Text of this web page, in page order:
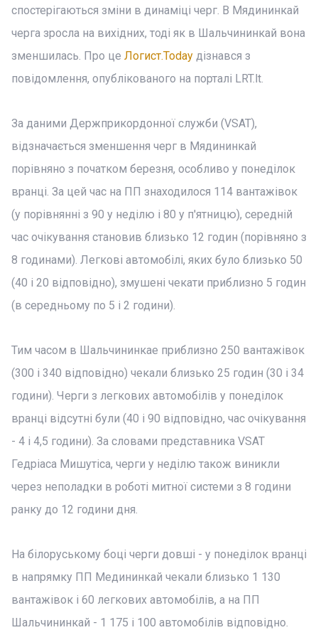
спостерігаються зміни в динаміці черг. В Мядининкай
черга зросла на вихідних, тоді як в Шальчининкай вона
зменшилась. Про це Логист.Today дізнався з
повідомлення, опублікованого на порталі LRT.lt.
За даними Держприкордонної служби (VSAT),
відзначається зменшення черг в Мядининкай
порівняно з початком березня, особливо у понеділок
вранці. За цей час на ПП знаходилося 114 вантажівок
(у порівнянні з 90 у неділю і 80 у п'ятницю), середній
час очікування становив близько 12 годин (порівняно з
8 годинами). Легкові автомобілі, яких було близько 50
(40 і 20 відповідно), змушені чекати приблизно 5 годин
(в середньому по 5 і 2 години).
Тим часом в Шальчининкае приблизно 250 вантажівок
(300 і 340 відповідно) чекали близько 25 годин (30 і 34
години). Черги з легкових автомобілів у понеділок
вранці відсутні були (40 і 90 відповідно, час очікування
- 4 і 4,5 години). За словами представника VSAT
Гедріаса Мишутіса, черги у неділю також виникли
через неполадки в роботі митної системи з 8 години
ранку до 12 години дня.
На білоруському боці черги довші - у понеділок вранці
в напрямку ПП Медининкай чекали близько 1 130
вантажівок і 60 легкових автомобілів, а на ПП
Шальчининкай - 1 175 і 100 автомобілів відповідно.